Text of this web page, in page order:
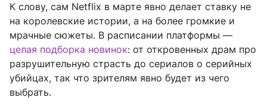
К слову, сам Netflix в марте явно делает ставку не
на королевские истории, а на более громкие и
мрачные сюжеты. В расписании платформы —
целая подборка новинок: от откровенных драм про
разрушительную страсть до сериалов о серийных
убийцах, так что зрителям явно будет из чего
выбрать.